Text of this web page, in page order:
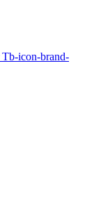
Tb-icon-brand-